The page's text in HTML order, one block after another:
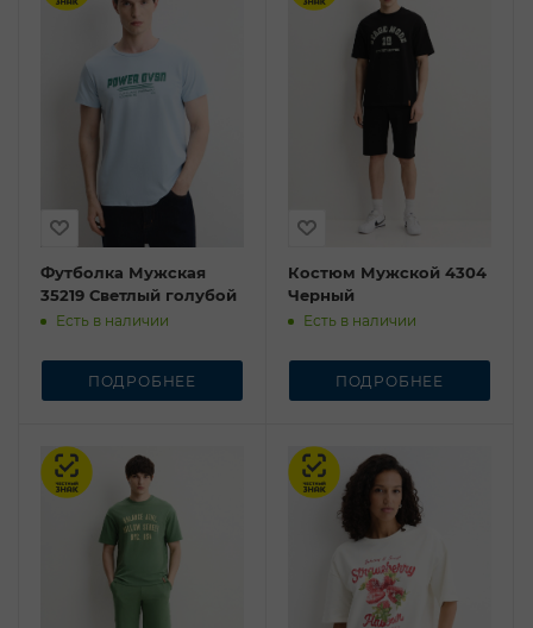
Футболка Мужская
35219 Светлый голубой
Есть в наличии
ПОДРОБНЕЕ
Костюм Мужской 4304
Черный
Есть в наличии
ПОДРОБНЕЕ
Честный знак Честный знак